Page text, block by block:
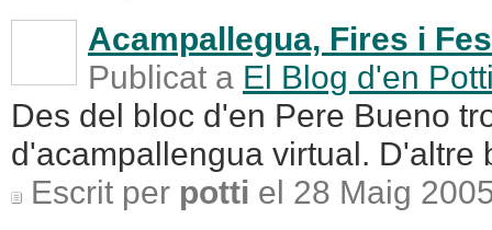
Acampallegua, Fires i
Publicat a El Blog d'en
Des del bloc d'en Pere Bueno
d'acampallengua virtual. D'altre
Escrit per potti el 28 Maig